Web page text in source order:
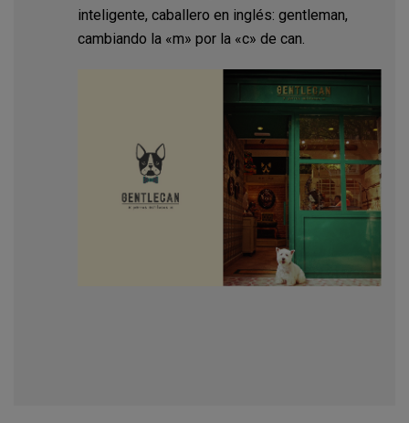
inteligente, caballero en inglés: gentleman,
cambiando la «m» por la «c» de can.